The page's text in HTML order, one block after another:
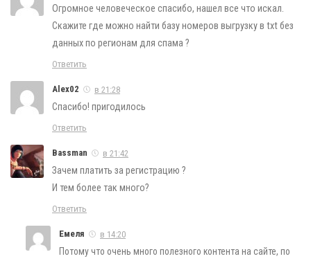
Огромное человеческое спасибо, нашел все что искал.
Скажите где можно найти базу номеров выгрузку в txt без
данных по регионам для спама ?
Ответить
Alex02 в 21:28
Спасибо! пригодилось
Ответить
Bassman в 21:42
Зачем платить за регистрацию ?
И тем более так много?
Ответить
Емеля в 14:20
Потому что очень много полезного контента на сайте, по